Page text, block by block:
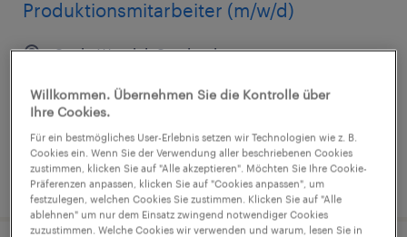
Produktionsmitarbeiter (m/w/d)
Sankt Wendel, Saarland
€17,51 - €25,43 pro Stunde
Industrie und Handwerk
4. August 2026
Willkommen. Übernehmen Sie die Kontrolle über
Ihre Cookies.
Für ein bestmögliches User-Erlebnis setzen wir Technologien wie z. B.
Cookies ein. Wenn Sie der Verwendung aller beschriebenen Cookies
zustimmen, klicken Sie auf "Alle akzeptieren". Möchten Sie Ihre Cookie-
Präferenzen anpassen, klicken Sie auf "Cookies anpassen", um
festzulegen, welchen Cookies Sie zustimmen. Klicken Sie auf "Alle
ablehnen" um nur dem Einsatz zwingend notwendiger Cookies
zuzustimmen. Welche Cookies wir verwenden und warum, lesen Sie in